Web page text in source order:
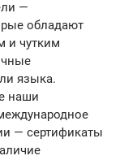
—
обладают
и чутким
языка.
наши
— сертификаты